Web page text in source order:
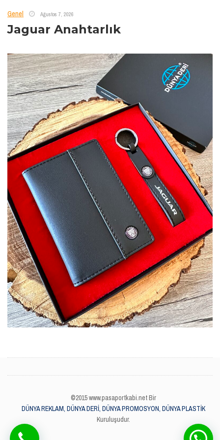
Genel Ağustos 7, 2026
Jaguar Anahtarlık
©2015 www.pasaportkabi.net Bir
DÜNYA REKLAM, DÜNYA DERİ, DÜNYA PROMOSYON, DÜNYA PLASTİK
Kuruluşudur.